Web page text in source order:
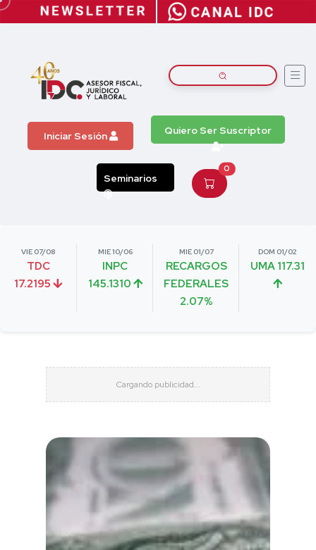
Iniciar Sesión Quiero Ser Suscriptor
Seminarios
0
VIE 07/08
TDC
17.2195
MIE 10/06
INPC
145.1310
MIE 01/07
RECARGOS
FEDERALES
2.07%
DOM 01/02
UMA 117.31